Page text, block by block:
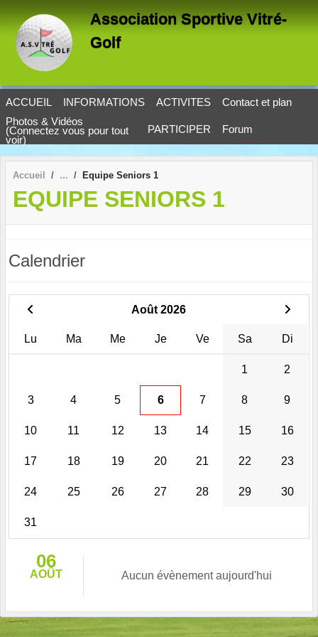
Association Sportive Vitré-
Golf
ACCUEIL INFORMATIONS ACTIVITES
Contact et plan
Photos & Vidéos
(Connectez vous pour tout
voir)
PARTICIPER Forum
Accueil Equipe Seniors 1
EQUIPE SENIORS 1
Calendrier
Août 2026
Lu Ma Me Je Ve Sa Di
1 2
3 4 5 6 7 8 9
10 11 12 13 14 15 16
17 18 19 20 21 22 23
24 25 26 27 28 29 30
31
06
AOÛT Aucun évènement aujourd'hui